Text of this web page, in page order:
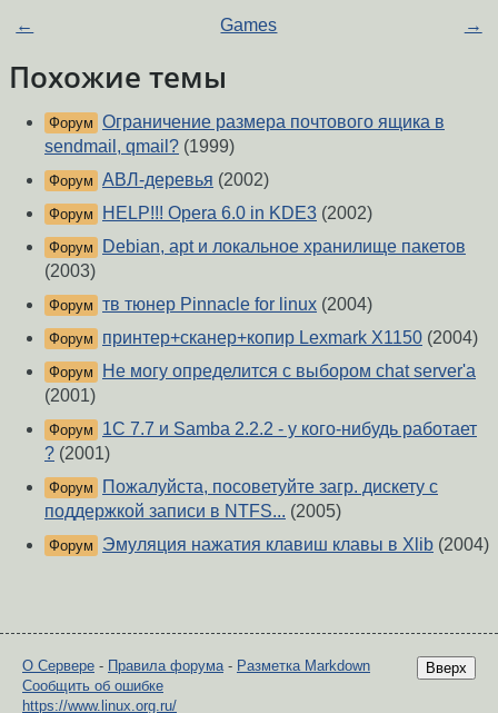
← Games →
Похожие темы
Форум Ограничение размера почтового ящика в
sendmail, qmail? (1999)
Форум АВЛ-деревья (2002)
Форум HELP!!! Opera 6.0 in KDE3 (2002)
Форум
Debian, apt и локальное хранилище пакетов
(2003)
Форум тв тюнер Pinnacle for linux (2004)
Форум принтер+сканер+копир Lexmark X1150 (2004)
Форум
Не могу определится с выбором chat server'a
(2001)
Форум
1C 7.7 и Samba 2.2.2 - у кого-нибудь работает
? (2001)
Форум
Пожалуйста, посоветуйте загр. дискету с
поддержкой записи в NTFS... (2005)
Форум Эмуляция нажатия клавиш клавы в Xlib (2004)
Вверх
О Сервере - Правила форума- Разметка Markdown
Сообщить об ошибке
https://www.linux.org.ru/